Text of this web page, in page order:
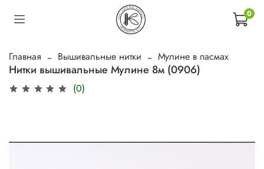
0
Главная Вышивальные нитки Мулине в пасмах
Нитки вышивальные Мулине 8м (0906)
(0)